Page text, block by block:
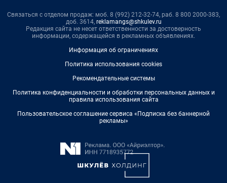
Связаться с отделом продаж: моб. 8 (992) 212-32-74, раб. 8 800 2000-383,
доб. 3614, reklamangs@shkulev.ru
Редакция сайта не несет ответственности за достоверность
информации, содержащейся в рекламных объявлениях.
Информация об ограничениях
Политика использования cookies
Рекомендательные системы
Политика конфиденциальности и обработки персональных данных и
правила использования сайта
Пользовательское соглашение сервиса «Подписка без баннерной
рекламы»